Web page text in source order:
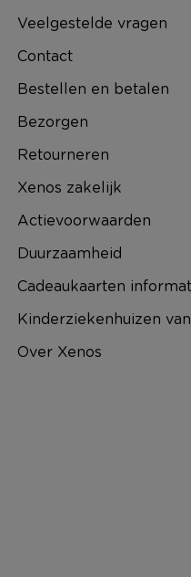
Veelgestelde vragen
Contact
Bestellen en betalen
Bezorgen
Retourneren
Xenos zakelijk
Actievoorwaarden
Duurzaamheid
Cadeaukaarten
Kinderziekenhuizen
Over Xenos